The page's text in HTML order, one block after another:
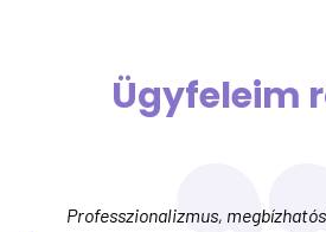
Ügyfeleim
Professzionalizmus,